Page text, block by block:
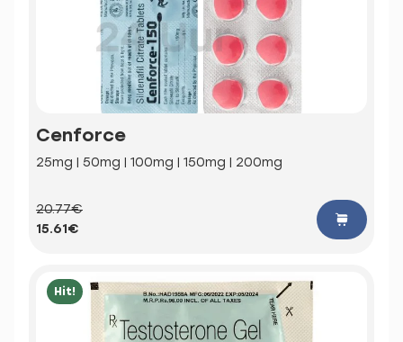
Cenforce
25mg | 50mg | 100mg | 150mg | 200mg
20.77€
15.61€
Hit!